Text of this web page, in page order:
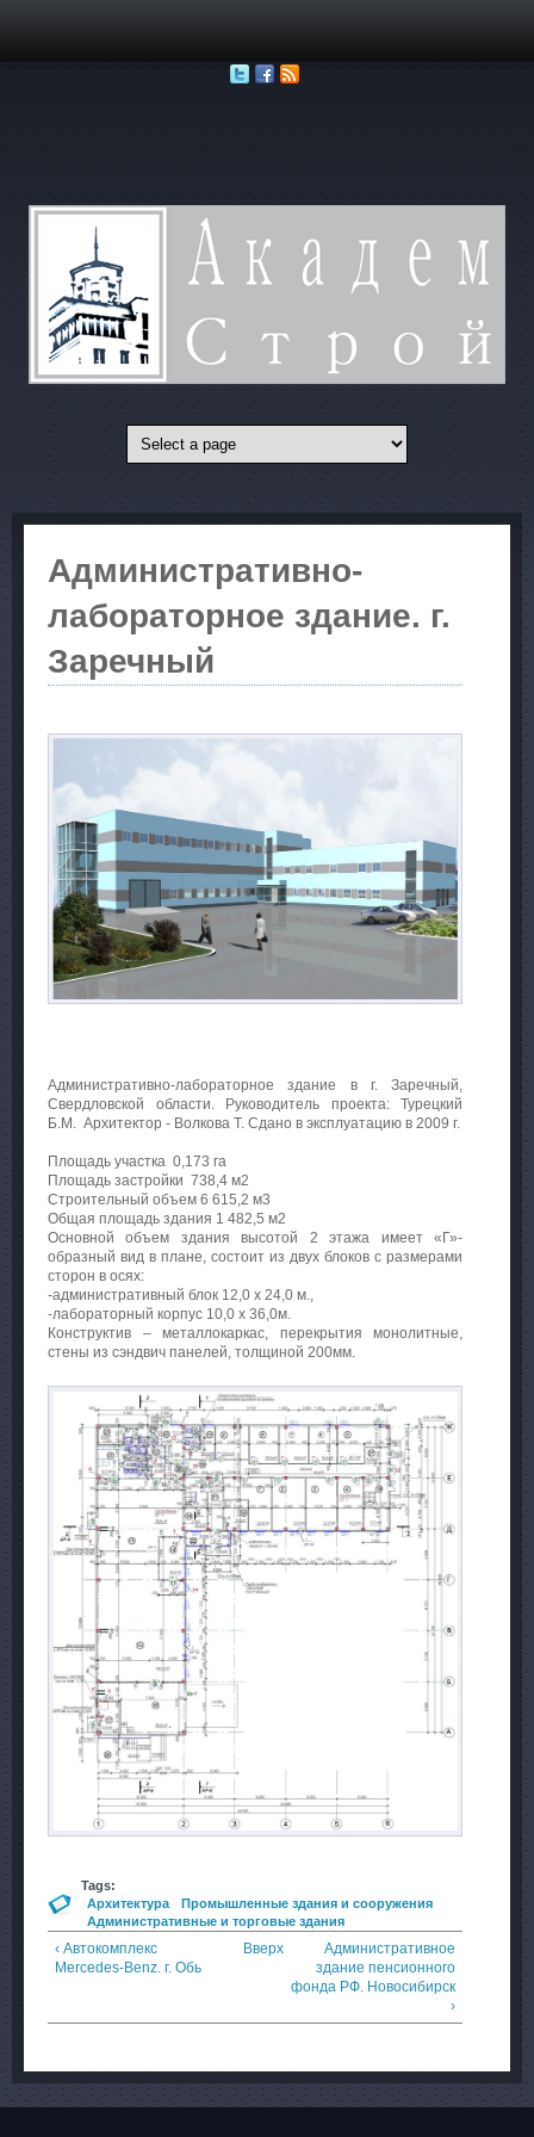
Административно-
лабораторное здание. г.
Заречный
Административно-лабораторное здание в г. Заречный,
Свердловской области. Руководитель проекта: Турецкий
Б.М. Архитектор - Волкова Т. Сдано в эксплуатацию в 2009 г.
Площадь участка 0,173 га
Площадь застройки 738,4 м2
Строительный объем 6 615,2 м3
Общая площадь здания 1 482,5 м2
Основной объем здания высотой 2 этажа имеет «Г»-
образный вид в плане, состоит из двух блоков с размерами
сторон в осях:
-административный блок 12,0 х 24,0 м.,
-лабораторный корпус 10,0 х 36,0м.
Конструктив – металлокаркас, перекрытия монолитные,
стены из сэндвич панелей, толщиной 200мм.
Tags:
Архитектура
Промышленные здания и сооружения
Административные и торговые здания
‹ Автокомплекс
Merсedes-Benz. г. Обь
Вверх
Административное
здание пенсионного
фонда РФ. Новосибирск
›